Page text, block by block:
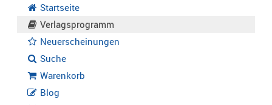
Startseite
Verlagsprogramm
Neuerscheinungen
Suche
Warenkorb
Blog